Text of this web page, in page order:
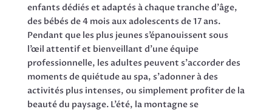
enfants dédiés et adaptés à chaque tranche d’âge,
des bébés de 4 mois aux adolescents de 17 ans.
Pendant que les plus jeunes s’épanouissent sous
l’œil attentif et bienveillant d’une équipe
professionnelle, les adultes peuvent s’accorder des
moments de quiétude au spa, s’adonner à des
activités plus intenses, ou simplement profiter de la
beauté du paysage. L’été, la montagne se